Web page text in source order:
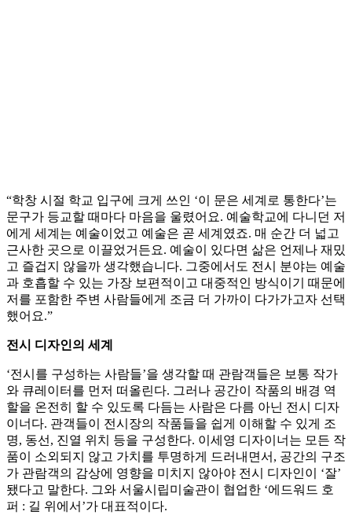
“학창 시절 학교 입구에 크게 쓰인 ‘이 문은 세계로 통한다’는
문구가 등교할 때마다 마음을 울렸어요. 예술학교에 다니던 저
에게 세계는 예술이었고 예술은 곧 세계였죠. 매 순간 더 넓고
근사한 곳으로 이끌었거든요. 예술이 있다면 삶은 언제나 재밌
고 즐겁지 않을까 생각했습니다. 그중에서도 전시 분야는 예술
과 호흡할 수 있는 가장 보편적이고 대중적인 방식이기 때문에
저를 포함한 주변 사람들에게 조금 더 가까이 다가가고자 선택
했어요.”
전시 디자인의 세계
‘전시를 구성하는 사람들’을 생각할 때 관람객들은 보통 작가
와 큐레이터를 먼저 떠올린다. 그러나 공간이 작품의 배경 역
할을 온전히 할 수 있도록 다듬는 사람은 다름 아닌 전시 디자
이너다. 관객들이 전시장의 작품들을 쉽게 이해할 수 있게 조
명, 동선, 진열 위치 등을 구성한다. 이세영 디자이너는 모든 작
품이 소외되지 않고 가치를 투명하게 드러내면서, 공간의 구조
가 관람객의 감상에 영향을 미치지 않아야 전시 디자인이 ‘잘’
됐다고 말한다. 그와 서울시립미술관이 협업한 ‘에드워드 호
퍼 : 길 위에서’가 대표적이다.